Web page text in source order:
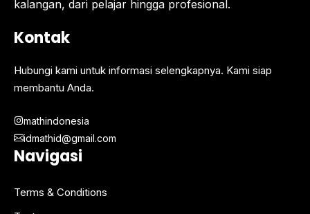
kalangan, dari pelajar hingga profesional.
Kontak
Hubungi kami untuk informasi selengkapnya. Kami siap
membantu Anda.
mathindonesia
idmathid@gmail.com
Navigasi
Terms & Conditions